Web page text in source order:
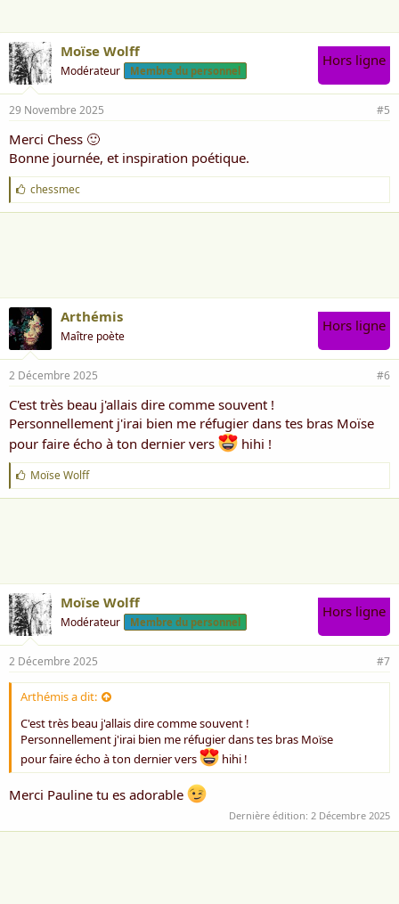
Moïse Wolff
Modérateur Membre du personnel
Hors ligne
29 Novembre 2025 #5
Merci Chess 🙂
Bonne journée, et inspiration poétique.
J
'
a
chessmec
Arthémis
Maître poète
Hors ligne
2 Décembre 2025 #6
C'est très beau j'allais dire comme souvent !
Personnellement j'irai bien me réfugier dans tes bras Moïse
pour faire écho à ton dernier vers
hihi !
J
'
a
Moïse Wolff
Moïse Wolff
Modérateur Membre du personnel
Hors ligne
2 Décembre 2025 #7
Arthémis a dit:
C'est très beau j'allais dire comme souvent !
Personnellement j'irai bien me réfugier dans tes bras Moïse
pour faire écho à ton dernier vers
hihi !
Merci Pauline tu es adorable
Dernière édition: 2 Décembre 2025